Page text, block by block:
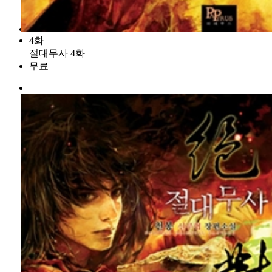
4화
절대무사 4화
무료